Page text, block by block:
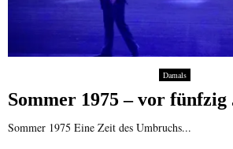
Damals
Sommer 1975 – vor fünfzig
Sommer 1975 Eine Zeit des Umbruchs...